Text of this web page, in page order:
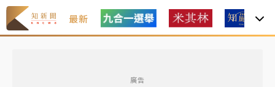
最新
廣告